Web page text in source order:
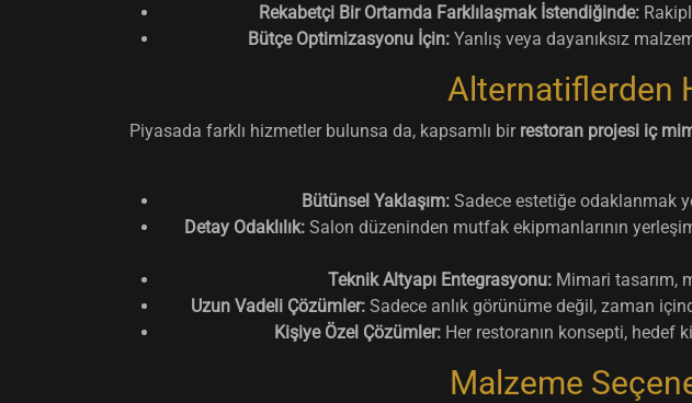
Rekabetçi Bir Ortamda Farklılaşmak İstendiğinde:
Bütçe Optimizasyonu İçin:Yanlış veya dayanıksız
Alternatiflerden
Piyasada farklı hizmetler bulunsa da, kapsamlı bir restoran projesi iç
Bütünsel Yaklaşım: Sadece estetiğe odaklanmak
Detay Odaklılık: Salon düzeninden mutfak ekipmanlarının
Teknik Altyapı Entegrasyonu:Mimari tasarım,
Uzun Vadeli Çözümler:Sadece anlık görünüme değil, zaman
Kişiye Özel Çözümler: Her restoranın konsepti, hedef
Malzeme